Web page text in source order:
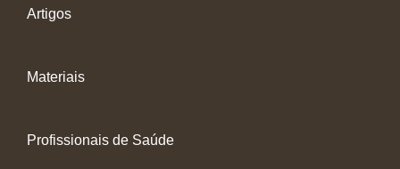
Artigos
Materiais
Profissionais de Saúde